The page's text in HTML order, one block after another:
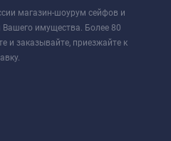
магазин-шоурум сейфов и
имущества. Более 80
и заказывайте, приезжайте к